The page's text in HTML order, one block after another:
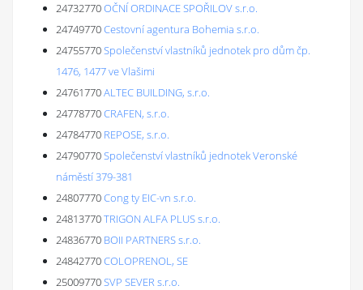
24732770OČNÍ ORDINACE SPOŘILOV s.r.o.
24749770Cestovní agentura Bohemia s.r.o.
24755770Společenství vlastníků jednotek pro dům čp.
1476, 1477 ve Vlašimi
24761770ALTEC BUILDING, s.r.o.
24778770CRAFEN, s.r.o.
24784770 REPOSE, s.r.o.
24790770Společenství vlastníků jednotek Veronské
náměstí 379-381
24807770Cong ty EIC-vn s.r.o.
24813770TRIGON ALFA PLUS s.r.o.
24836770 BOII PARTNERS s.r.o.
24842770COLOPRENOL, SE
25009770SVP SEVER s.r.o.